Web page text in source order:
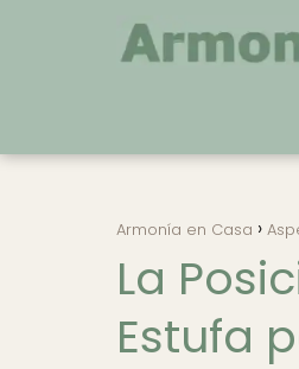
Armonía en Casa
La
Estufa